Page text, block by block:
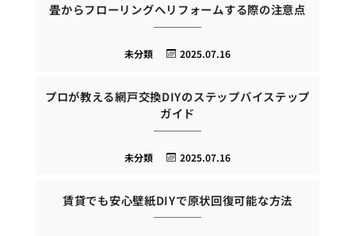
畳からフローリングへリフォームする際の注意点
2025.07.16
未分類
プロが教える網戸交換DIYのステップバイステップ
ガイド
2025.07.16
未分類
賃貸でも安心壁紙DIYで原状回復可能な方法